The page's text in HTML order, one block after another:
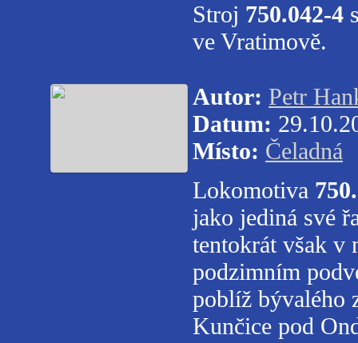
Stroj 750.042-4
ve Vratimově.
Autor: Petr
Datum:
Místo: Čeladná
Lokomotiva
jako jediná své
tentokrát však v
podzimním
poblíž bývalého
Kunčice pod